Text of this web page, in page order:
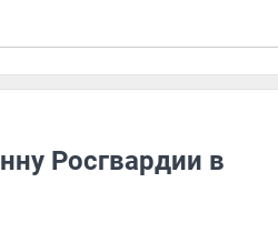
Росгвардии в